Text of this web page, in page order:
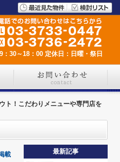
：30～18：00 定休日：日曜・祭日
ト！こだわりメニューや専門店を
載
最新記事